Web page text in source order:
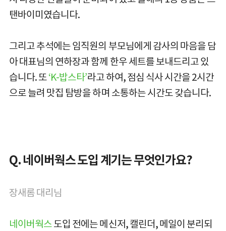
탠바이미였습니다.
그리고 추석에는 임직원의 부모님에게 감사의 마음을 담
아 대표님의 연하장과 함께 한우 세트를 보내드리고 있
습니다. 또‘K-밥스타’라고 하여, 점심 식사 시간을 2시간
으로 늘려 맛집 탐방을 하며 소통하는 시간도 갖습니다.
Q. 네이버웍스 도입 계기는 무엇인가요?
장새롬 대리님
네이버웍스도입 전에는 메신저, 캘린더, 메일이 분리되